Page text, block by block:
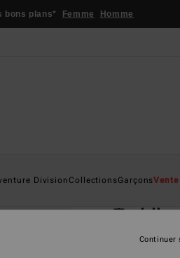
bons plans* Femme Homme
DivisionCollectionsGarçons
Lycra une
Continuer